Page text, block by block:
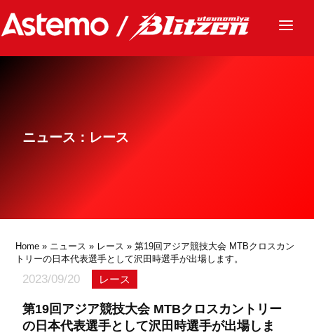
ニュース
グッズ
ニュース：レース
Home » ニュース » レース » 第19回アジア競技大会 MTBクロスカン
トリーの日本代表選手として沢田時選手が出場します。
2023/09/20 レース
第19回アジア競技大会 MTBクロスカントリー
の日本代表選手として沢田時選手が出場しま